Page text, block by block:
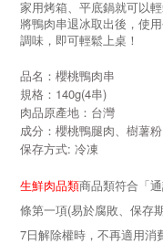
家用烤箱、平底鍋就可以輕
將鴨肉串退冰取出後，使
調味，即可輕鬆上桌！
品名：櫻桃鴨肉串
規格 ：140g(4串)
肉品原產地：台灣
成分： 櫻桃鴨腿肉、樹薯
保存方式: 冷凍
生鮮肉品類商品類符合「
條第一項(易於腐敗、保存
7 日解除權時，不再適用消